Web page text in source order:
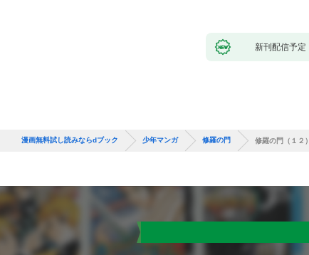
新刊配信予定
漫画無料試し読みならdブック 少年マンガ 修羅の門 修羅の門（１２）